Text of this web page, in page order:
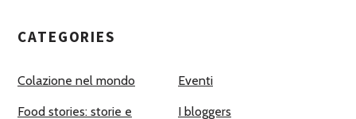
CATEGORIES
Colazione nel mondo Eventi
Food stories: storie e
I bloggers